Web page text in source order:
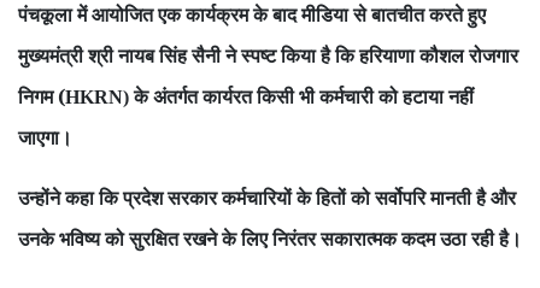
पंचकूला में आयोजित एक कार्यक्रम के बाद मीडिया से बातचीत करते हुए
मुख्यमंत्री श्री नायब सिंह सैनी ने स्पष्ट किया है कि हरियाणा कौशल रोजगार
निगम (HKRN)के अंतर्गत कार्यरत किसी भी कर्मचारी को हटाया नहीं
जाएगा।
उन्होंने कहा कि प्रदेश सरकार कर्मचारियों के हितों को सर्वोपरि मानती है और
उनके भविष्य को सुरक्षित रखने के लिए निरंतर सकारात्मक कदम उठा रही है।